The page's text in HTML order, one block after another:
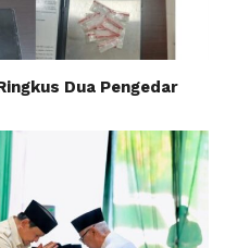
Dua Pengedar